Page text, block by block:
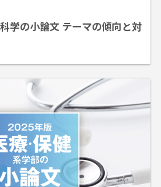
学の小論文 テーマの傾向と対